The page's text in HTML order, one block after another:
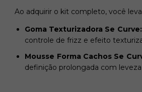
Ao adquirir o kit completo, você
Goma Texturizadora Se Curve:
controle de frizz e efeito
Mousse Forma Cachos Se
definição prolongada com